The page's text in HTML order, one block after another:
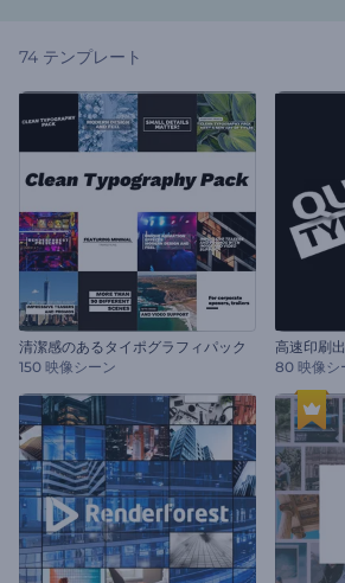
74 テンプレート
清潔感のあるタイポグラフィパック
150 映像シーン
高速印刷
80 映像シ